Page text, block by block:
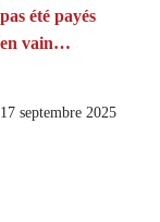
pas été payés
en vain…
17 septembre 2025